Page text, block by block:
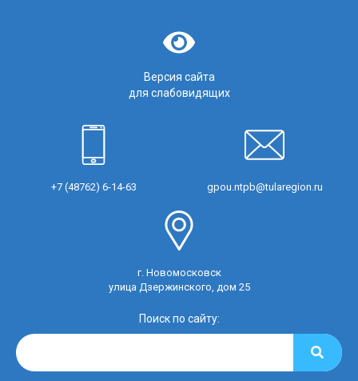
Версия сайта
для слабовидящих
+7 (48762) 6-14-63 gpou.ntpb@tularegion.ru
г. Новомосковск
улица Дзержинского, дом 25
Поиск по сайту: